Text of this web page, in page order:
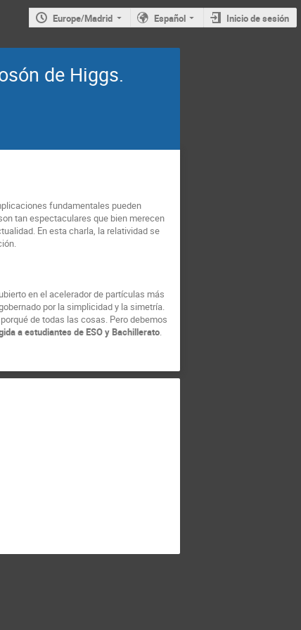
Europe/Madrid Español Inicio de sesión
de Higgs.
fundamentales pueden
tan espectaculares que bien merecen
En esta charla, la relatividad se
en el acelerador de partículas más
por la simplicidad y la simetría.
de todas las cosas. Pero debemos
a estudiantes de ESO y Bachillerato.